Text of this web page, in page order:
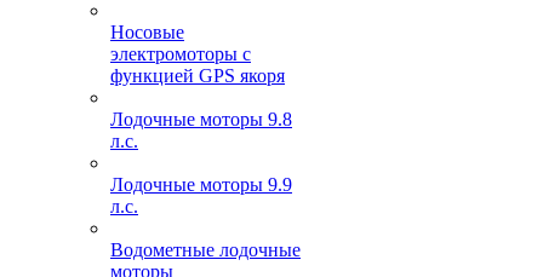
Носовые
электромоторы с
функцией GPS якоря
Лодочные моторы 9.8
л.с.
Лодочные моторы 9.9
л.с.
Водометные лодочные
моторы